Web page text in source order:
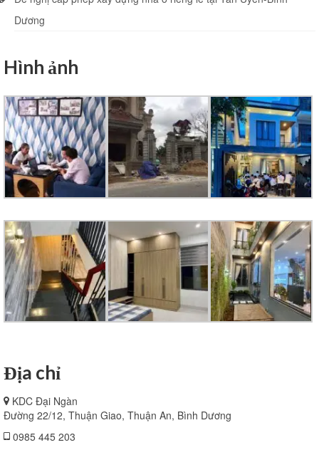
Báo giá xây dựng
Thiết kế
Thi công xây dựng hoàn thiện
Thi công xây dựng nhà trọ
Kinh nghiệm làm nhà
Dương
Hình ảnh
Địa chỉ
KDC Đại Ngàn
Đường 22/12, Thuận Giao, Thuận An, Bình Dương
0985 445 203